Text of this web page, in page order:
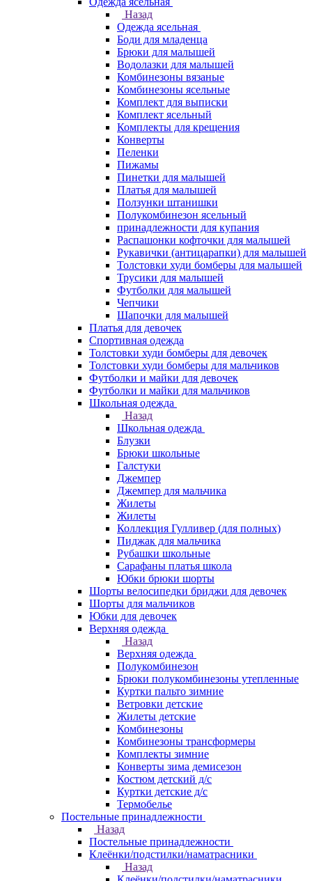
Назад
Одежда ясельная
Боди для младенца
Брюки для малышей
Водолазки для малышей
Комбинезоны вязаные
Комбинезоны ясельные
Комплект для выписки
Комплект ясельный
Комплекты для крещения
Конверты
Пеленки
Пижамы
Пинетки для малышей
Платья для малышей
Ползунки штанишки
Полукомбинезон ясельный
принадлежности для купания
Распашонки кофточки для малышей
Рукавички (антицарапки) для малышей
Толстовки худи бомберы для малышей
Трусики для малышей
Футболки для малышей
Чепчики
Шапочки для малышей
Платья для девочек
Спортивная одежда
Толстовки худи бомберы для девочек
Толстовки худи бомберы для мальчиков
Футболки и майки для девочек
Футболки и майки для мальчиков
Школьная одежда
Назад
Школьная одежда
Блузки
Брюки школьные
Галстуки
Джемпер
Джемпер для мальчика
Жилеты
Жилеты
Коллекция Гулливер (для полных)
Пиджак для мальчика
Рубашки школьные
Сарафаны платья школа
Юбки брюки шорты
Шорты велосипедки бриджи для девочек
Шорты для мальчиков
Юбки для девочек
Верхняя одежда
Назад
Верхняя одежда
Полукомбинезон
Брюки полукомбинезоны утепленные
Куртки пальто зимние
Ветровки детские
Жилеты детские
Комбинезоны
Комбинезоны трансформеры
Комплекты зимние
Конверты зима демисезон
Костюм детский д/с
Куртки детские д/с
Термобелье
Постельные принадлежности
Назад
Постельные принадлежности
Клеёнки/подстилки/наматрасники
Назад